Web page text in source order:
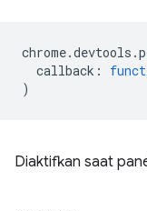
chrome.devtools .
callback :
)
Diaktifkan saat